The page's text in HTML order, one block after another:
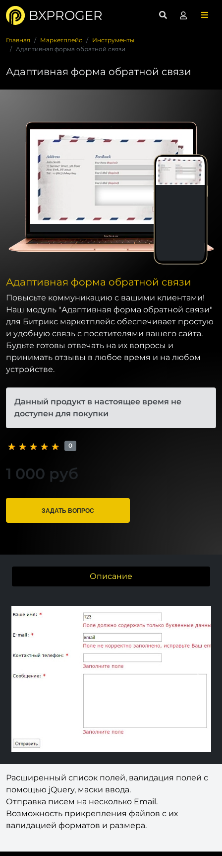
BXPROGER
Главная Маркетплейс
Инструменты
Адаптивная форма обратной связи
Адаптивная форма обратной связи
Адаптивная форма обратной связи
Повысьте коммуникацию с вашими клиентами!
Наш модуль "Адаптивная форма обратной связи"
для Битрикс маркетплейс обеспечивает простую
и удобную связь с посетителями вашего сайта.
Будьте готовы отвечать на их вопросы и
принимать отзывы в любое время и на любом
устройстве.
Данный продукт в настоящее время не
доступен для покупки
0
1 000 руб
ЗАДАТЬ ВОПРОС
Описание
Previous
Расширенный список полей, валидация полей с
помощью jQuery, маски ввода.
Отправка писем на несколько Email.
Возможность прикрепления файлов с их
валидацией форматов и размера.